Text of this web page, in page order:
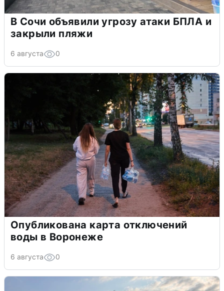
В Сочи объявили угрозу атаки БПЛА и
закрыли пляжи
6 августа 0
Опубликована карта отключений
воды в Воронеже
6 августа 0